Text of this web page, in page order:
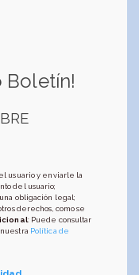
Boletín!
usuario y enviarle la
del usuario;
obligación legal;
derechos, como se
: Puede consultar
Política de